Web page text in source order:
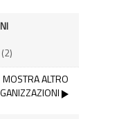
(2)
MOSTRA ALTRO